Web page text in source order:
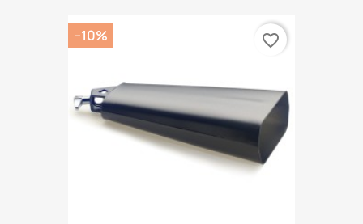
−10% favorite_border